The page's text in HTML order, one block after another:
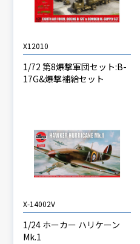
X12010
1/72 第8爆撃軍団セット:B-
17G&爆撃補給セット
X-14002V
1/24 ホーカー ハリケーン
Mk.1